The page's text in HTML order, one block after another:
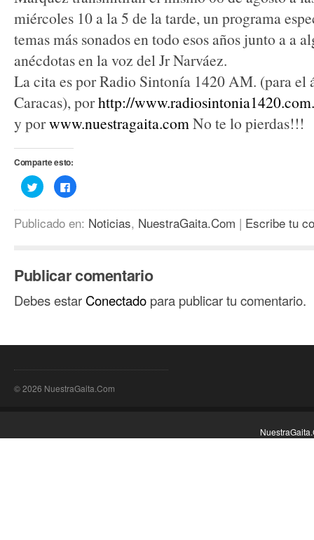
miércoles 10 a la 5 de la tarde, un programa
temas más sonados en todo esos años junto a a
anécdotas en la voz del Jr Narváez.
La cita es por Radio Sintonía 1420 AM. (para el
Caracas), porhttp://
y porwww.nuestragaita.comNo te lo pierdas!!!
Comparte esto:
Haz
clic
en
Twitter
ventana
nueva)
Haz
clic
Facebook
nueva)
Publicado en: Noticias, NuestraGaita.Com | Escribe tu
Publicar comentario
Debes estar Conectado para publicar tu comentario.
© 2026 NuestraGaita.Com